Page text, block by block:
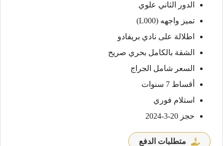
الدور الثاني علوي
تميز واجهه (L000)
اطلالة على نادي بريفادو
الشقة بالكامل بحري صريح
السعر شامل الجراج
أقساط 7 سنوات
استلام فوري
حجز 20-3-2024
متطلبات الدفع